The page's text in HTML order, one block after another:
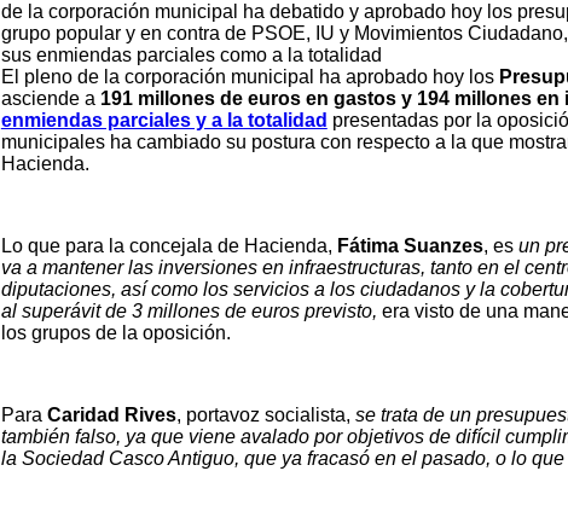
de la corporación municipal ha debatido y aprobado hoy los
grupo popular y en contra de PSOE, IU y Movimientos
sus enmiendas parciales como a la totalidad
El pleno de la corporación municipal ha aprobado hoy los
asciende a 191 millones de euros en gastos y 194 millones en
enmiendas parciales y a la totalidad presentadas por la
municipales ha cambiado su postura con respecto a la que
Hacienda.
Lo que para la concejala de Hacienda, Fátima Suanzes, es un
va a mantener las inversiones en infraestructuras, tanto en el
diputaciones, así como los servicios a los ciudadanos y la
al superávit de 3 millones de euros previsto, era visto de una
los grupos de la oposición.
Para Caridad Rives, portavoz socialista, se trata de un
también falso, ya que viene avalado por objetivos de difícil
la Sociedad Casco Antiguo, que ya fracasó en el pasado, o lo